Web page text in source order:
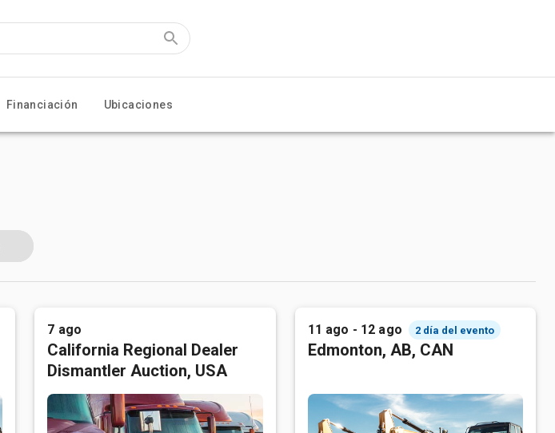
Financiación Ubicaciones
7 ago
California Regional Dealer
Dismantler Auction, USA
11 ago - 12 ago 2 día del evento
Edmonton, AB, CAN